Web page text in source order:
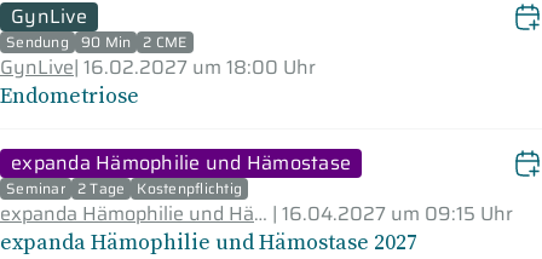
GynLive
Sendung 90 Min 2 CME
GynLive| 16.02.2027 um 18:00 Uhr
Endometriose
expanda Hämophilie und Hämostase
Seminar 2 Tage Kostenpflichtig
expanda Hämophilie und Hämostase | 16.04.2027 um 09:15 Uhr
expanda Hämophilie und Hämostase 2027